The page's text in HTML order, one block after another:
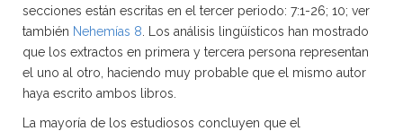
secciones están escritas en el tercer periodo: 7:1-26; 10; ver
también Nehemías 8 . Los análisis lingüísticos han mostrado
que los extractos en primera y tercera persona representan
el uno al otro, haciendo muy probable que el mismo autor
haya escrito ambos libros.
La mayoría de los estudiosos concluyen que el